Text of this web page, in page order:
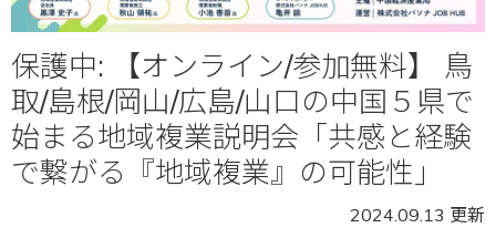
保護中: 【オンライン/参加無料】 鳥
取/島根/岡山/広島/山口の中国５県で
始まる地域複業説明会「共感と経験
で繋がる『地域複業』の可能性」
2024.09.13 更新